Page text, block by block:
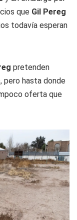
que Gil Pereg
todavía esperan
pretenden
, pero hasta donde
oferta que